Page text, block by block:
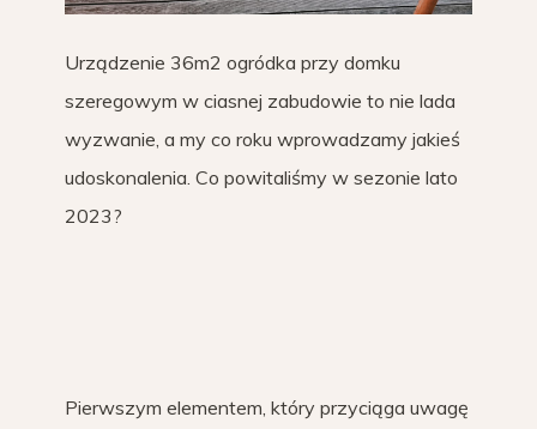
Urządzenie 36m2 ogródka przy domku
szeregowym w ciasnej zabudowie to nie lada
wyzwanie, a my co roku wprowadzamy jakieś
udoskonalenia. Co powitaliśmy w sezonie lato
2023?
Pierwszym elementem, który przyciąga uwagę